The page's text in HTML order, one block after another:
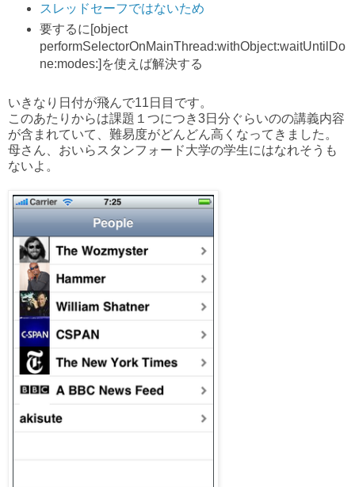
スレッドセーフではないため
要するに[object
performSelectorOnMainThread:withObject:waitUntilDo
ne:modes:]を使えば解決する
いきなり日付が飛んで11日目です。
このあたりからは課題１つにつき3日分ぐらいのの講義内容
が含まれていて、難易度がどんどん高くなってきました。
母さん、おいらスタンフォード大学の学生にはなれそうも
ないよ。